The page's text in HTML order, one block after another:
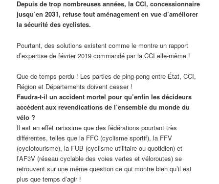
Depuis de trop nombreuses années, la CCI, concessionnaire
jusqu’en 2031, refuse tout aménagement en vue d’améliorer
la sécurité des cyclistes.
Pourtant, des solutions existent comme le montre un rapport
d’expertise de février 2019 commandé par la CCI elle-même !
Que de temps perdu ! Les parties de ping-pong entre État, CCI,
Région et Départements doivent cesser !
Faudra-t-il un accident mortel pour qu’enfin les décideurs
accèdent aux revendications de l’ensemble du monde du
vélo ?
Il est en effet rarissime que des fédérations pourtant très
différentes, telles que la FFC (cyclisme sportif), la FFV
(cyclotourisme), la FUB (cyclisme utilitaire ou quotidien) et
l’AF3V (réseau cyclable des voies vertes et véloroutes) se
retrouvent sur une même question ce qui montre bien qu’il est
plus que temps d’agir !